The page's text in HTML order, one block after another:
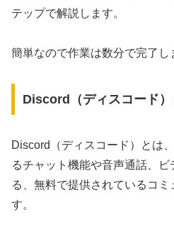
テップで解説します。
簡単なので作業は数分で完了し
Discord（ディスコード）
Discord（ディスコード）とは
るチャット機能や音声通話、
る、無料で提供されているコ
す。